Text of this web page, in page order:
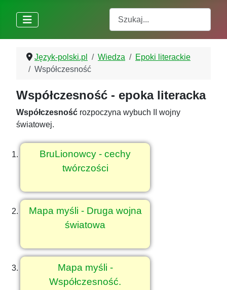
Język-polski.pl Wiedza
Epoki literackie
Współczesność
Współczesność - epoka literacka
Współczesność rozpoczyna wybuch II wojny
światowej.
BruLionowcy - cechy
twórczości
Mapa myśli - Druga wojna
światowa
Mapa myśli -
Współczesność.